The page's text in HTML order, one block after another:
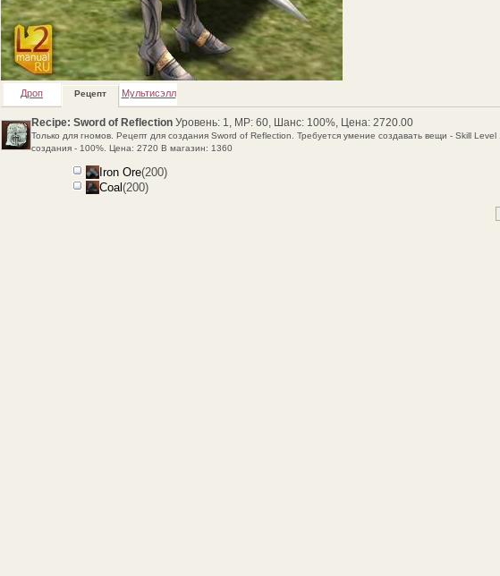
Дроп Рецепт Мультисэлл
Recipe: Sword of ReflectionУровень: 1, MP: 60, Шанс: 100%, Цена: 2720.00
Только для гномов. Рецепт для создания Sword of Reflection. Требуется умение создавать вещи - Skill Level
создания - 100%. Цена: 2720 В магазин: 1360
Iron Ore(200)
Coal(200)